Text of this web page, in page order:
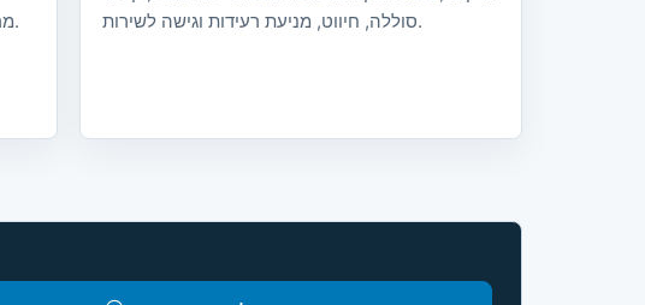
מרווח מאזנת, תנועה חופשית, יישור ובדיקת משיכה.
סוללה, חיווט, מניעת רעידות וגישה לשירות.